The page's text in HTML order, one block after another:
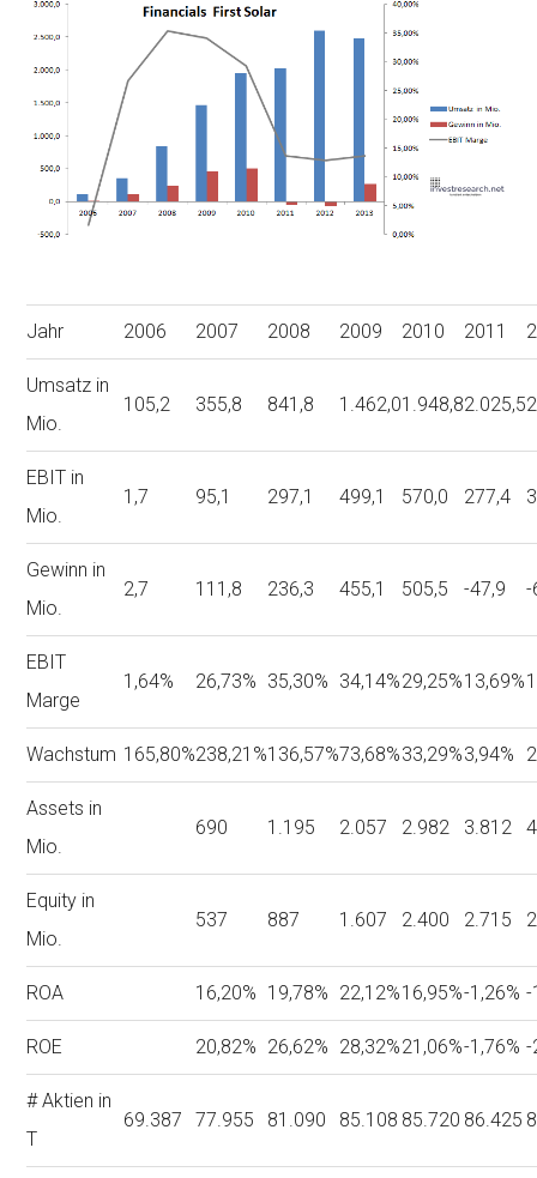
Jahr 2006 2007 2008 2009 2010 2011
Umsatz in
Mio.
105,2 355,8 841,8 1.462,01.948,82.025,5
EBIT in
Mio.
1,7 95,1 297,1 499,1 570,0 277,4
Gewinn in
Mio.
2,7 111,8 236,3 455,1 505,5 -47,9 -
EBIT
Marge
1,64% 26,73% 35,30% 34,14%29,25%13,69%
Wachstum 165,80%238,21%136,57%73,68%33,29%3,94%
Assets in
Mio.
690 1.195 2.057 2.982 3.812
Equity in
Mio.
537 887 1.607 2.400 2.715
ROA 16,20% 19,78% 22,12%16,95%-1,26% -
ROE 20,82% 26,62% 28,32%21,06%-1,76% -
# Aktien in
T
69.387 77.955 81.090 85.108 85.720 86.425